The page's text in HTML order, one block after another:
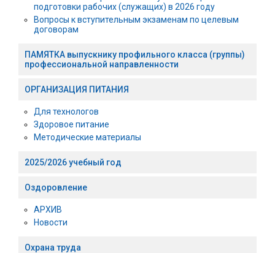
подготовки рабочих (служащих) в 2026 году
Вопросы к вступительным экзаменам по целевым
договорам
ПАМЯТКА выпускнику профильного класса (группы)
профессиональной направленности
ОРГАНИЗАЦИЯ ПИТАНИЯ
Для технологов
Здоровое питание
Методические материалы
2025/2026 учебный год
Оздоровление
АРХИВ
Новости
Охрана труда